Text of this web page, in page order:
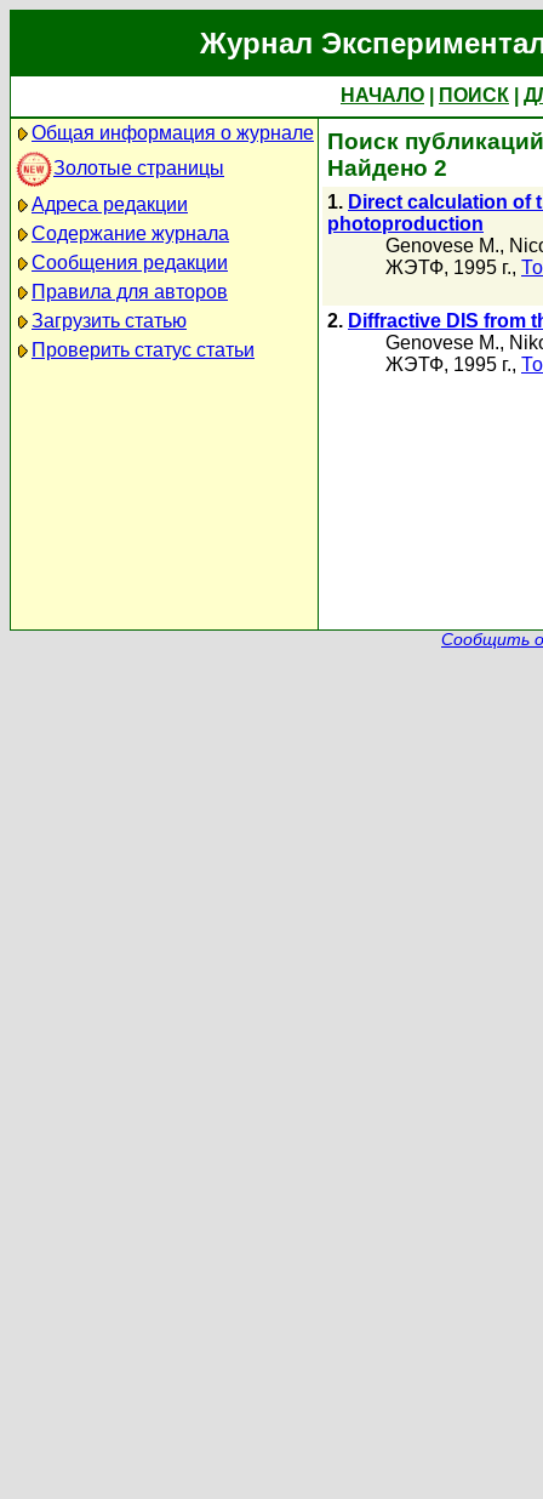
Журнал
НАЧАЛО ПОИСК
Общая информация о журнале
Золотые страницы
Адреса редакции
Содержание журнала
Сообщения редакции
Правила для авторов
Загрузить статью
Проверить статус статьи
Поиск
Найдено 2
1. Direct calculation of
photoproduction
Genovese M.,
ЖЭТФ, 1995 г.,
2. Diffractive DIS from
Genovese M.,
ЖЭТФ, 1995 г.,
Сообщить о